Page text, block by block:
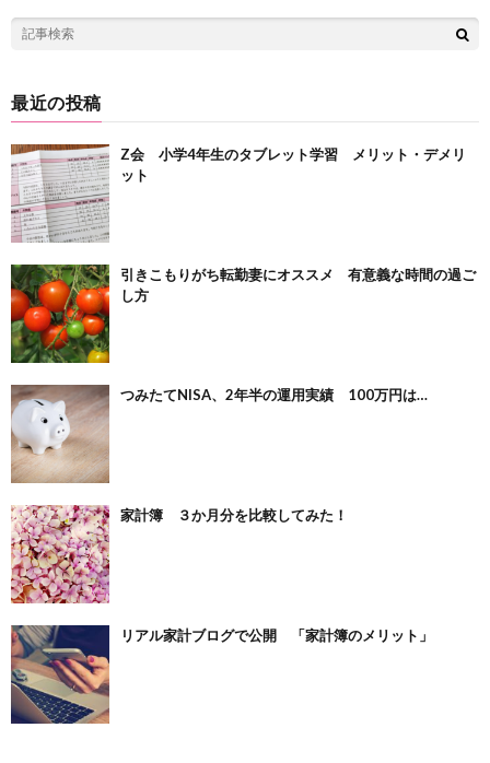
最近の投稿
Z会 小学4年生のタブレット学習 メリット・デメリ
ット
引きこもりがち転勤妻にオススメ 有意義な時間の過ご
し方
つみたてNISA、2年半の運用実績 100万円は…
家計簿 ３か月分を比較してみた！
リアル家計ブログで公開 「家計簿のメリット」